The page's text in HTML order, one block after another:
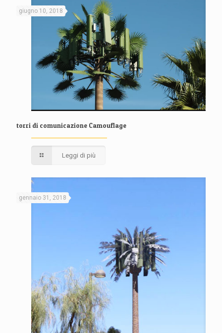
giugno 10, 2018
torri di comunicazione Camouflage
Leggi di più
gennaio 31, 2018